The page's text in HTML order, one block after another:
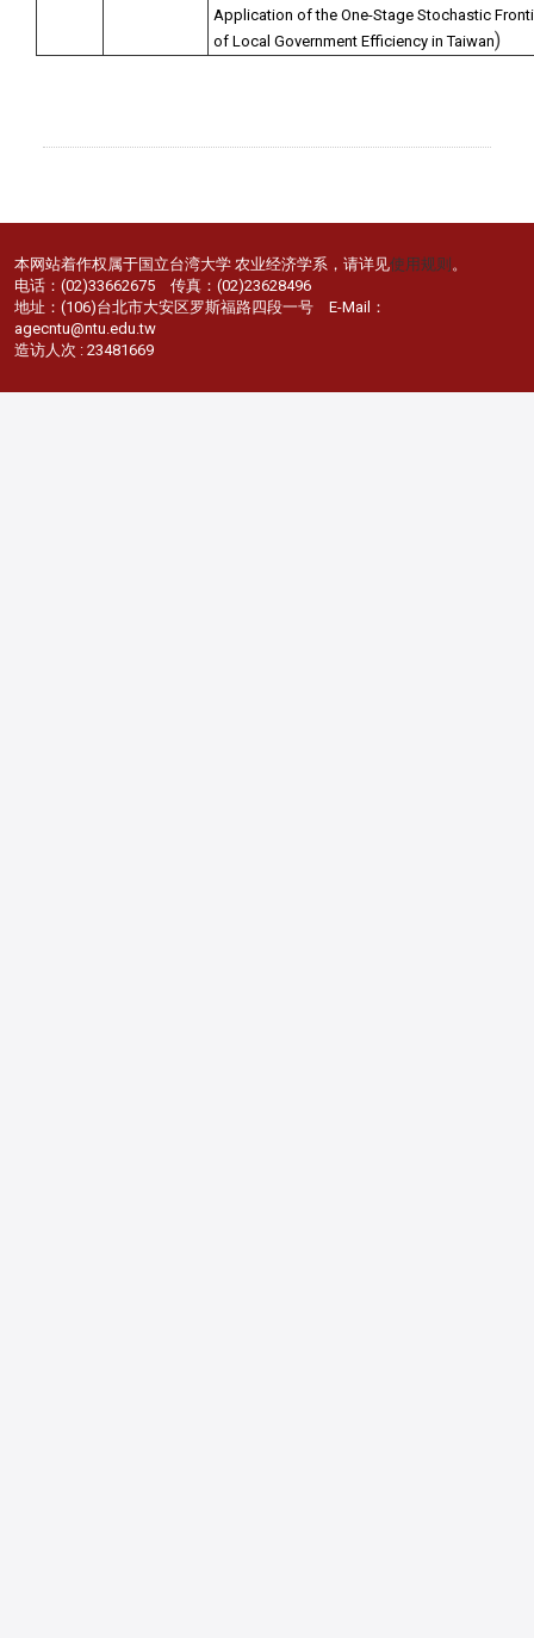
Application of the One-Stage Stochastic
of Local Government Efficiency in Taiwan)
本网站着作权属于国立台湾大学 农业经济学系，请详见使用规则 。
电话：(02)33662675 传真：(02)23628496
地址：(106)台北市大安区罗斯福路四段一号 E-Mail：
agecntu@ntu.edu.tw
造访人次 : 23481669